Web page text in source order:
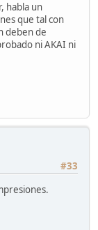
habla un
que tal con
deben de
ni AKAI ni
#33